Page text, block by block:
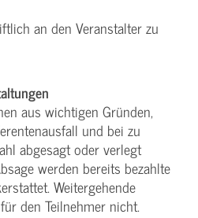
an den Veranstalter zu
aus wichtigen Gründen,
und bei zu
abgesagt oder verlegt
werden bereits bezahlte
Weitergehende
den Teilnehmer nicht.